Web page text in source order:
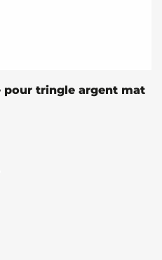
pour tringle argent mat